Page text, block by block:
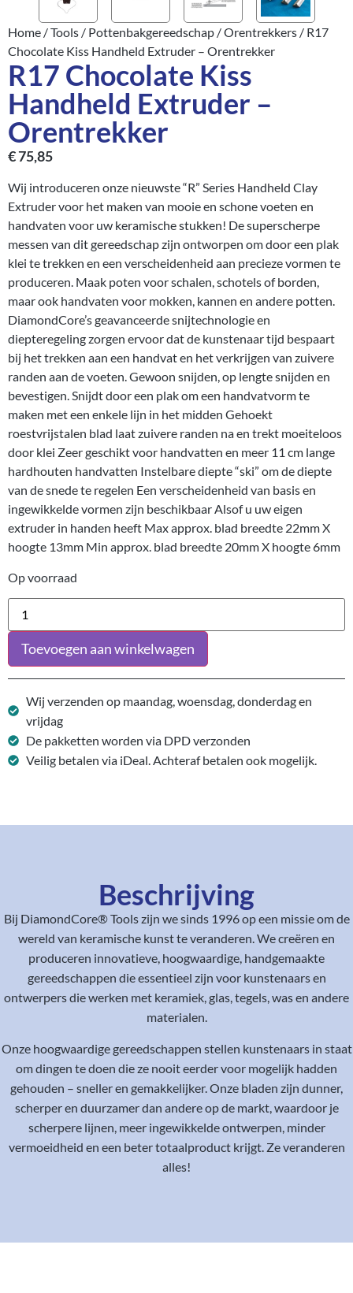
Home /Tools / Pottenbakgereedschap /Orentrekkers / R17
Chocolate Kiss Handheld Extruder – Orentrekker
R17 Chocolate Kiss
Handheld Extruder –
Orentrekker
€75,85
Wij introduceren onze nieuwste “R” Series Handheld Clay
Extruder voor het maken van mooie en schone voeten en
handvaten voor uw keramische stukken! De superscherpe
messen van dit gereedschap zijn ontworpen om door een plak
klei te trekken en een verscheidenheid aan precieze vormen te
produceren. Maak poten voor schalen, schotels of borden,
maar ook handvaten voor mokken, kannen en andere potten.
DiamondCore’s geavanceerde snijtechnologie en
diepteregeling zorgen ervoor dat de kunstenaar tijd bespaart
bij het trekken aan een handvat en het verkrijgen van zuivere
randen aan de voeten. Gewoon snijden, op lengte snijden en
bevestigen. Snijdt door een plak om een handvatvorm te
maken met een enkele lijn in het midden Gehoekt
roestvrijstalen blad laat zuivere randen na en trekt moeiteloos
door klei Zeer geschikt voor handvatten en meer 11 cm lange
hardhouten handvatten Instelbare diepte “ski” om de diepte
van de snede te regelen Een verscheidenheid van basis en
ingewikkelde vormen zijn beschikbaar Alsof u uw eigen
extruder in handen heeft Max approx. blad breedte 22mm X
hoogte 13mm Min approx. blad breedte 20mm X hoogte 6mm
Op voorraad
Toevoegen aan winkelwagen
Wij verzenden op maandag, woensdag, donderdag en
vrijdag
De pakketten worden via DPD verzonden
Veilig betalen via iDeal. Achteraf betalen ook mogelijk.
Beschrijving
Bij DiamondCore® Tools zijn we sinds 1996 op een missie om de
wereld van keramische kunst te veranderen. We creëren en
produceren innovatieve, hoogwaardige, handgemaakte
gereedschappen die essentieel zijn voor kunstenaars en
ontwerpers die werken met keramiek, glas, tegels, was en andere
materialen.
Onze hoogwaardige gereedschappen stellen kunstenaars in staat
om dingen te doen die ze nooit eerder voor mogelijk hadden
gehouden – sneller en gemakkelijker. Onze bladen zijn dunner,
scherper en duurzamer dan andere op de markt, waardoor je
scherpere lijnen, meer ingewikkelde ontwerpen, minder
vermoeidheid en een beter totaalproduct krijgt. Ze veranderen
alles!